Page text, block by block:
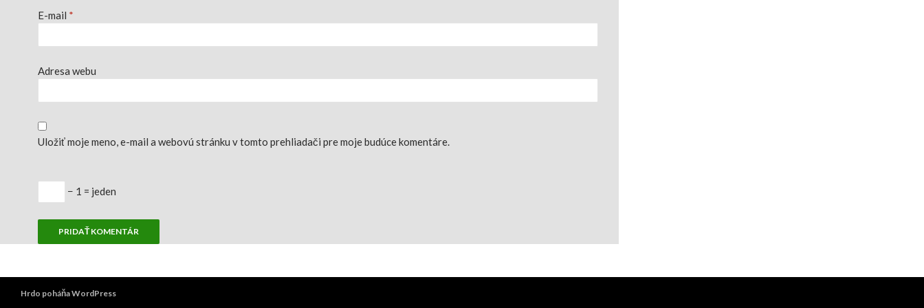
E-mail *
Adresa webu
Uložiť moje meno, e-mail a webovú stránku v tomto prehliadači pre moje budúce komentáre.
− 1 = jeden
Hrdo poháňa WordPress